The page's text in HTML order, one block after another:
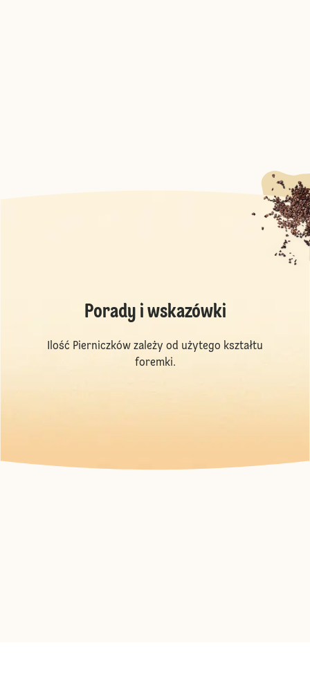
Porady i wskazówki
Ilość Pierniczków zależy od użytego kształtu
foremki.